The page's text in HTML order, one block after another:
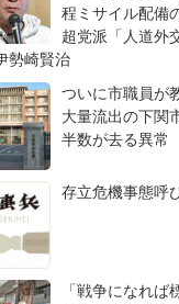
程ミサイル配備
超党派「人道外
勢崎賢治
ついに市職員が
大量流出の下
半数が去る異常
存立危機事態呼
「戦争になれ